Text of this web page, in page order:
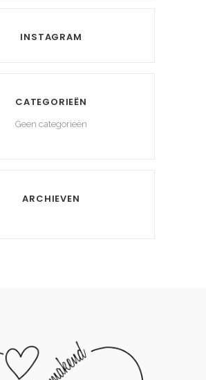
INSTAGRAM
CATEGORIEËN
Geen categorieën
ARCHIEVEN